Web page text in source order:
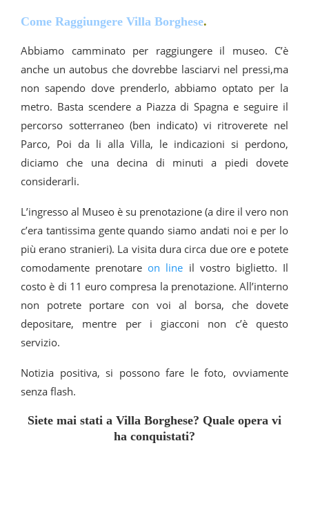
Come Raggiungere Villa Borghese.
Abbiamo camminato per raggiungere il museo. C’è
anche un autobus che dovrebbe lasciarvi nel pressi,ma
non sapendo dove prenderlo, abbiamo optato per la
metro. Basta scendere a Piazza di Spagna e seguire il
percorso sotterraneo (ben indicato) vi ritroverete nel
Parco, Poi da li alla Villa, le indicazioni si perdono,
diciamo che una decina di minuti a piedi dovete
considerarli.
L’ingresso al Museo è su prenotazione (a dire il vero non
c’era tantissima gente quando siamo andati noi e per lo
più erano stranieri). La visita dura circa due ore e potete
comodamente prenotareon line il vostro biglietto. Il
costo è di 11 euro compresa la prenotazione. All’interno
non potrete portare con voi al borsa, che dovete
depositare, mentre per i giacconi non c’è questo
servizio.
Notizia positiva, si possono fare le foto, ovviamente
senza flash.
Siete mai stati a Villa Borghese? Quale opera vi
ha conquistati?